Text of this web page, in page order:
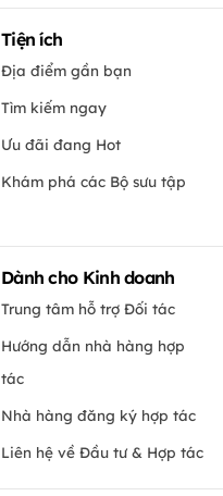
Tiện ích
Địa điểm gần bạn
Tìm kiếm ngay
Ưu đãi đang Hot
Khám phá các Bộ sưu tập
Dành cho Kinh doanh
Trung tâm hỗ trợ Đối tác
Hướng dẫn nhà hàng hợp
tác
Nhà hàng đăng ký hợp tác
Liên hệ về Đầu tư & Hợp tác